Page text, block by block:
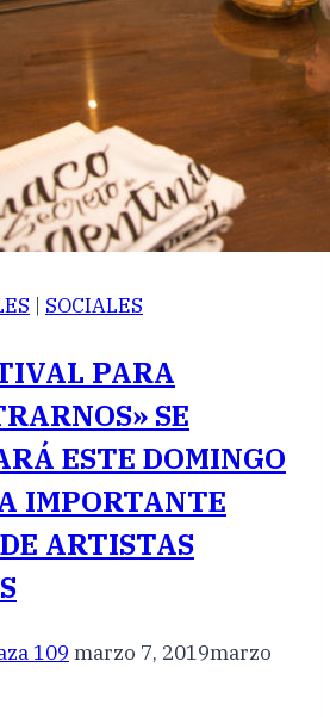
| SOCIALES
PARA
SE
ESTE DOMINGO
IMPORTANTE
ARTISTAS
109 marzo 7, 2019marzo